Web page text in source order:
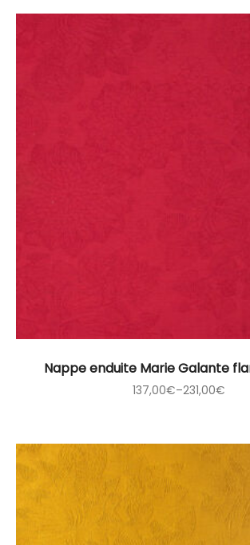
Nappe enduite Marie Galante
137,00€–231,00€